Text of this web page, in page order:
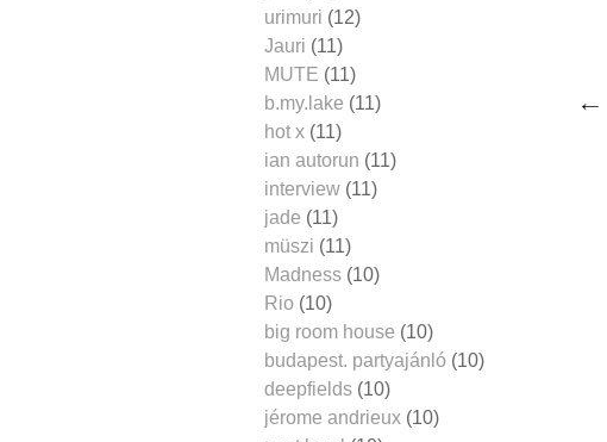
urimuri (12)
Jauri (11)
MUTE (11)
b.my.lake (11)
hot x (11)
ian autorun (11)
interview (11)
jade (11)
müszi (11)
Madness (10)
Rio (10)
big room house (10)
budapest. partyajánló (10)
deepfields (10)
jérome andrieux (10)